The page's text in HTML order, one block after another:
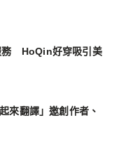
務 HoQin好穿吸引美
來翻譯」邀創作者、